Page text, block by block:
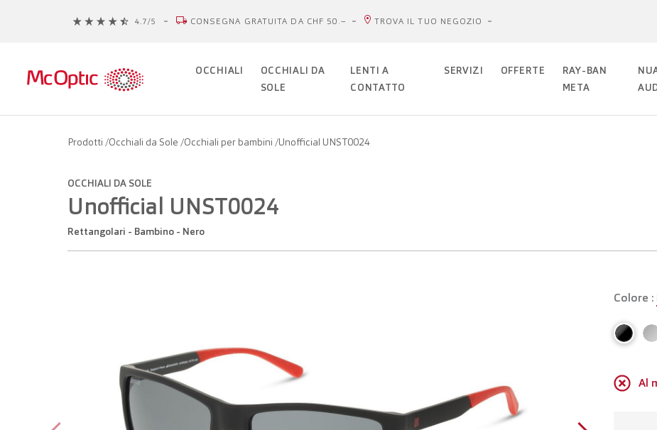
CONSEGNA GRATUITA DA CHF 50.– TROVA IL TUO NEGOZIO
OCCHIALI
OCCHIALI DA
SOLE
LENTI A
CONTATTO
SERVIZI OFFERTE
RAY-BAN
META
Prodotti /Occhiali da Sole /Occhiali per bambini /Unofficial UNST0024
OCCHIALI DA SOLE
Unofficial UNST0024
Rettangolari - Bambino - Nero
Colore :
Al